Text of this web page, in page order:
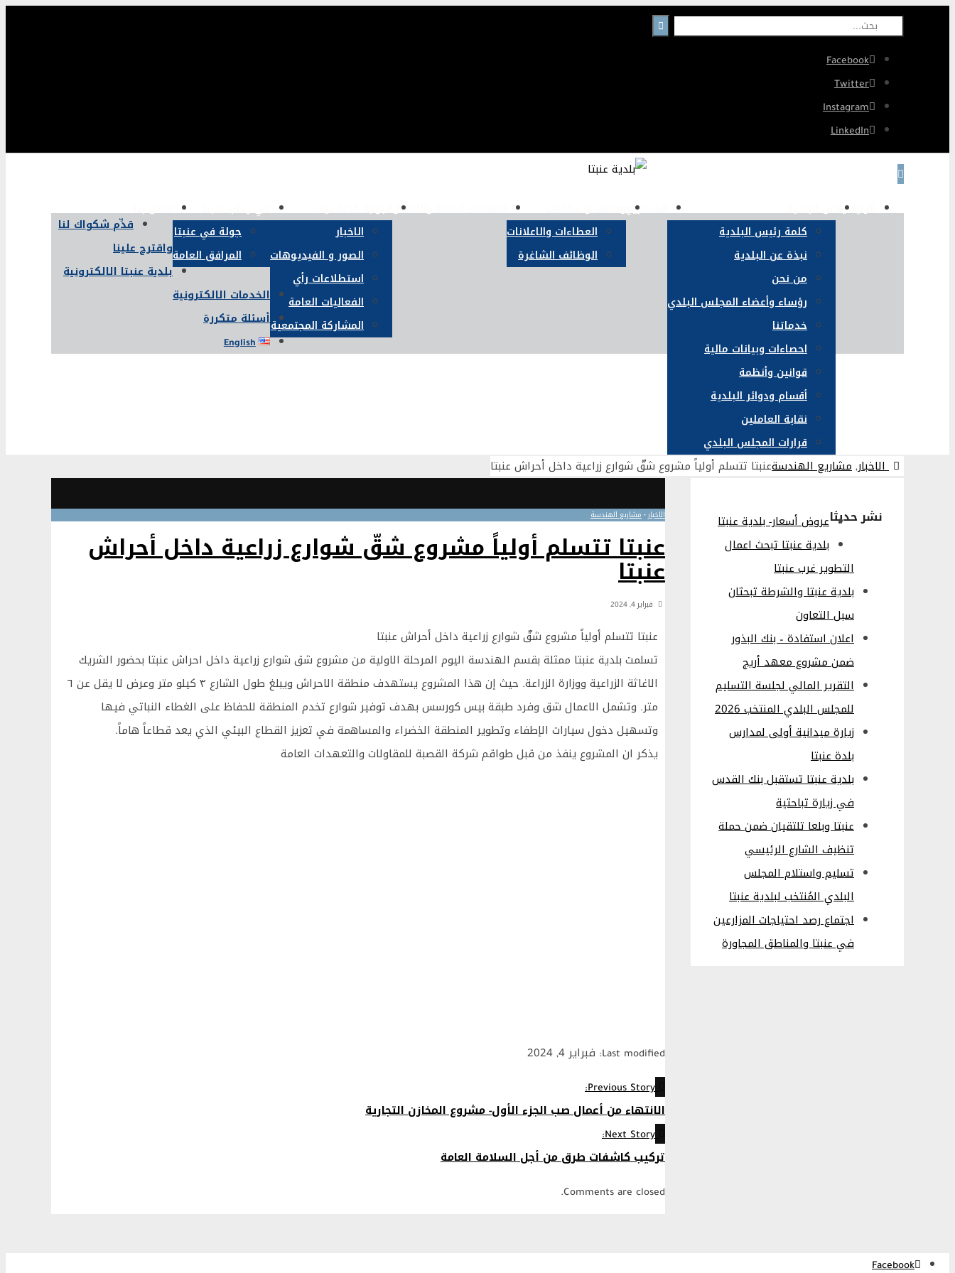
Facebook
Twitter
Instagram
LinkedIn
الرئيسيةعن البلدية
كلمة رئيس البلدية
نبذة عن البلدية
من نحن
رؤساء وأعضاء المجلس البلدي
خدماتنا
احصاءات وبيانات مالية
قوانين وأنظمة
أقسام ودوائر البلدية
نقابة العاملين
قرارات المجلس البلدي
المشاريعوظائف و عطاءات
العطاءات والاعلانات
الوظائف الشاغرة
العلاقات العامة والاتصالالبوابة الاعلامية
الاخبار
الصور و الفيديوهات
استطلاعات رأي
الفعاليات العامة
المشاركة المجتمعية
في رحاب عنبتا
جولة في عنبتا
المرافق العامة
اتصل بنا
قدِّم شكواك لنا
واقترح علينا
بلدية عنبتا الالكترونية
الخدمات الالكترونية
أسئلة متكررة
English
الاخبار,مشاريع الهندسةعنبتا تتسلم أولياً مشروع شقّ شوارع زراعية داخل أحراش عنبتا
الاخبار • مشاريع الهندسة
عنبتا تتسلم أولياً مشروع شقّ شوارع زراعية داخل أحراش
عنبتا
فبراير 4, 2024
عنبتا تتسلم أولياً مشروع شقّ شوارع زراعية داخل أحراش عنبتا
تسلمت بلدية عنبتا ممثلة بقسم الهندسة اليوم المرحلة الاولية من مشروع شق شوارع زراعية داخل احراش عنبتا بحضور الشريك
الاغاثة الزراعية ووزارة الزراعة. حيث إن هذا المشروع يستهدف منطقة الاحراش ويبلغ طول الشارع ٣ كيلو متر وعرض لا يقل عن ٦
متر. وتشمل الاعمال شق وفرد طبقة بيس كورسس بهدف توفير شوارع تخدم المنطقة للحفاظ على الغطاء النباتي فيها
وتسهيل دخول سيارات الإطفاء وتطوير المنطقة الخضراء والمساهمة في تعزيز القطاع البيئي الذي يعد قطاعاً هاماً.
يذكر ان المشروع ينفذ من قبل طواقم شركة القصبة للمقاولات والتعهدات العامة
Last modified: فبراير 4, 2024
Previous Story:
الانتهاء من أعمال صب الجزء الأول- مشروع المخازن التجارية
Next Story:
تركيب كاشفات طرق من أجل السلامة العامة
Comments are closed.
نشر حديثاعروض أسعار- بلدية عنبتا
بلدية عنبتا تبحث اعمال
التطوير غرب عنبتا
بلدية عنبتا والشرطة تبحثان
سبل التعاون
اعلان استفادة – بنك البذور
ضمن مشروع معهد أريج
التقرير المالي لجلسة التسليم
للمجلس البلدي المنتخب 2026
زيارة ميدانية أولى لمدارس
بلدة عنبتا
بلدية عنبتا تستقبل بنك القدس
في زيارة تباحثية
عنبتا وبلعا تلتقيان ضمن حملة
تنظيف الشارع الرئيسي
تسليم واستلام المجلس
البلدي المُنتخب لبلدية عنبتا
اجتماع رصد احتياجات المزارعين
في عنبتا والمناطق المجاورة
Facebook